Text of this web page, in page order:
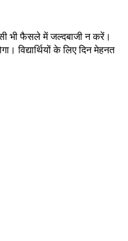
भी फैसले में जल्दबाजी न करें।
विद्यार्थियों के लिए दिन मेहनत